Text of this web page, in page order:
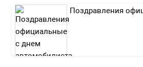
Поздравления